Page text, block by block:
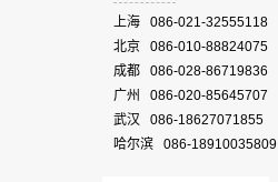
上海 086-021-32555118
北京 086-010-88824075
成都 086-028-86719836
广州 086-020-85645707
武汉 086-18627071855
哈尔滨 086-18910035809